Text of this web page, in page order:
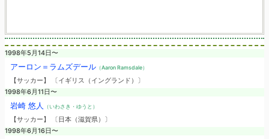
1998年5月14日〜
アーロン＝ラムズデール（Aaron Ramsdale）
【サッカー】 〔イギリス（イングランド）〕
1998年6月11日〜
岩崎 悠人 （いわさき・ゆうと）
【サッカー】 〔日本（滋賀県）〕
1998年6月16日〜